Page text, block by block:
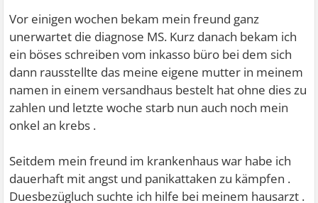
Vor einigen wochen bekam mein freund ganz
unerwartet die diagnose MS. Kurz danach bekam ich
ein böses schreiben vom inkasso büro bei dem sich
dann rausstellte das meine eigene mutter in meinem
namen in einem versandhaus bestelt hat ohne dies zu
zahlen und letzte woche starb nun auch noch mein
onkel an krebs .
Seitdem mein freund im krankenhaus war habe ich
dauerhaft mit angst und panikattaken zu kämpfen .
Duesbezügluch suchte ich hilfe bei meinem hausarzt .